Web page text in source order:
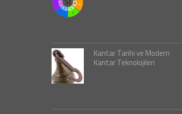
Kantar Tarihi ve Modern
Kantar Teknolojileri